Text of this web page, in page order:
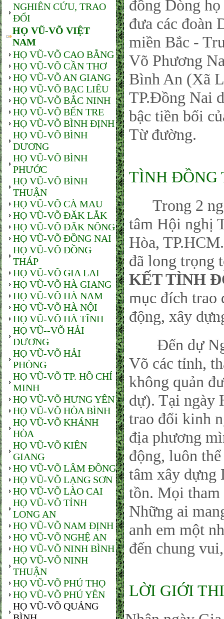
NGHIÊN CỨU, TRAO
ĐỔI
HỌ VŨ-VÕ VIỆT
NAM
HỌ VŨ-VÕ CAO BẰNG
HỌ VŨ-VÕ CẦN THƠ
HỌ VŨ-VÕ AN GIANG
HỌ VŨ-VÕ BẠC LIÊU
HỌ VŨ-VÕ BẮC NINH
HỌ VŨ-VÕ BẾN TRE
HỌ VŨ-VÕ BÌNH ĐỊNH
HỌ VŨ-VÕ BÌNH
DƯƠNG
HỌ VŨ-VÕ BÌNH
PHƯỚC
HỌ VŨ-VÕ BÌNH
THUẬN
HỌ VŨ-VÕ CÀ MAU
HỌ VŨ-VÕ ĐĂK LẮK
HỌ VŨ-VÕ ĐĂK NÔNG
HỌ VŨ-VÕ ĐỒNG NAI
HỌ VŨ-VÕ ĐỒNG
THÁP
HỌ VŨ-VÕ GIA LAI
HỌ VŨ-VÕ HÀ GIANG
HỌ VŨ-VÕ HÀ NAM
HỌ VŨ-VÕ HÀ NỘI
HỌ VŨ-VÕ HÀ TĨNH
HỌ VŨ--VÕ HẢI
DƯƠNG
HỌ VŨ-VÕ HẢI
PHÒNG
HỌ VŨ-VÕ TP. HỒ CHÍ
MINH
HỌ VŨ-VÕ HƯNG YÊN
HỌ VŨ-VÕ HÒA BÌNH
HỌ VŨ-VÕ KHÁNH
HÒA
HỌ VŨ-VÕ KIÊN
GIANG
HỌ VŨ-VÕ LÂM ĐỒNG
HỌ VŨ-VÕ LẠNG SƠN
HỌ VŨ-VÕ LÀO CAI
HỌ VŨ-VÕ TỈNH
LONG AN
HỌ VŨ-VÕ NAM ĐỊNH
HỌ VŨ-VÕ NGHỆ AN
HỌ VŨ-VÕ NINH BÌNH
HỌ VŨ-VÕ NINH
THUẬN
HỌ VŨ-VÕ PHÚ THỌ
HỌ VŨ-VÕ PHÚ YÊN
HỌ VŨ-VÕ QUẢNG
đồng Dòng
đưa các đoàn
miền Bắc -
Võ Phương
Bình An (Xã
TP.Đồng Nai
bậc tiền bối
Từ đường.
TÌNH ĐỒNG
Trong 2
tâm Hội nghị
Hòa,
đã long trọng
KẾT TÌNH
mục đích trao
động, xây
Đến dự
Võ các tỉnh,
không quản
dự). Tại ngày
trao đổi kinh
địa phương
động, luôn
tâm xây dựng
tồn. Mọi tham
Những ai
anh em một
đến chung
LỜI GIỚI